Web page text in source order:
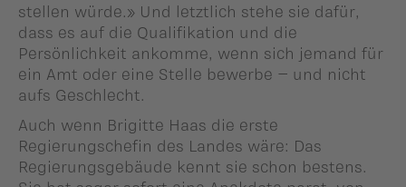
stellen würde.» Und letztlich stehe sie dafür,
dass es auf die Qualifikation und die
Persönlichkeit ankomme, wenn sich jemand für
ein Amt oder eine Stelle bewerbe – und nicht
aufs Geschlecht.
Auch wenn Brigitte Haas die erste
Regierungschefin des Landes wäre: Das
Regierungsgebäude kennt sie schon bestens.